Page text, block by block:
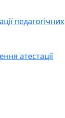
педагогічних
атестації